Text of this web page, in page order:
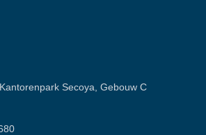
Secoya, Gebouw C